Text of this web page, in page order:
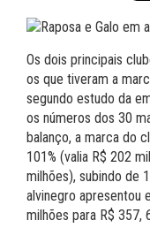
Os dois principais
os que tiveram a
segundo estudo da
os números dos 30
balanço, a marca do
101% (valia R$ 202
milhões), subindo de
alvinegro apresentou
milhões para R$ 357,